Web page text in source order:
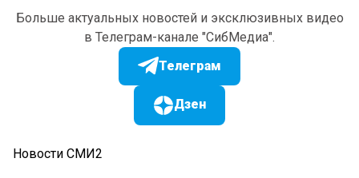
Больше актуальных новостей и эксклюзивных видео
в Телеграм-канале "СибМедиа".
Телеграм
Дзен
Новости СМИ2